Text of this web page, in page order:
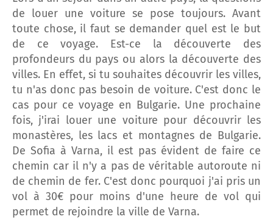
de louer une voiture se pose toujours. Avant
toute chose, il faut se demander quel est le but
de ce voyage. Est-ce la découverte des
profondeurs du pays ou alors la découverte des
villes. En effet, si tu souhaites découvrir les villes,
tu n'as donc pas besoin de voiture. C'est donc le
cas pour ce voyage en Bulgarie. Une prochaine
fois, j'irai louer une voiture pour découvrir les
monastères, les lacs et montagnes de Bulgarie.
De Sofia à Varna, il est pas évident de faire ce
chemin car il n'y a pas de véritable autoroute ni
de chemin de fer. C'est donc pourquoi j'ai pris un
vol à 30€ pour moins d'une heure de vol qui
permet de rejoindre la ville de Varna.